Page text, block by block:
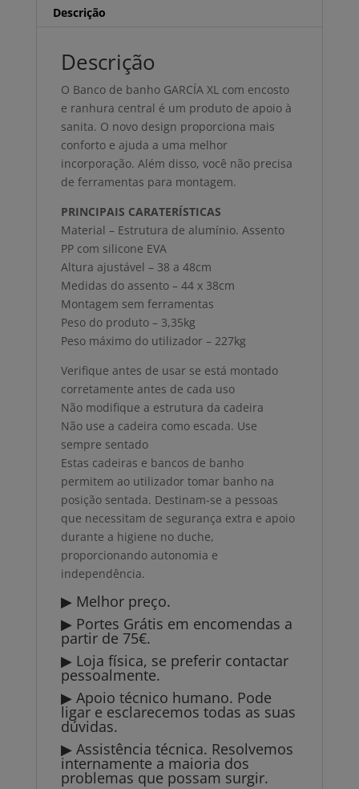
ranhura
Descrição
Descrição
O Banco de banho GARCÍA XL com encosto
e ranhura central é um produto de apoio à
sanita. O novo design proporciona mais
conforto e ajuda a uma melhor
incorporação. Além disso, você não precisa
de ferramentas para montagem.
PRINCIPAIS CARATERÍSTICAS
Material – Estrutura de alumínio. Assento
PP com silicone EVA
Altura ajustável – 38 a 48cm
Medidas do assento – 44 x 38cm
Montagem sem ferramentas
Peso do produto – 3,35kg
Peso máximo do utilizador – 227kg
Verifique antes de usar se está montado
corretamente antes de cada uso
Não modifique a estrutura da cadeira
Não use a cadeira como escada. Use
sempre sentado
Estas cadeiras e bancos de banho
permitem ao utilizador tomar banho na
posição sentada. Destinam-se a pessoas
que necessitam de segurança extra e apoio
durante a higiene no duche,
proporcionando autonomia e
independência.
▶ Melhor preço.
▶ Portes Grátis em encomendas a
partir de 75€.
▶ Loja física, se preferir contactar
pessoalmente.
▶ Apoio técnico humano. Pode
ligar e esclarecemos todas as suas
dúvidas.
▶ Assistência técnica. Resolvemos
internamente a maioria dos
problemas que possam surgir.